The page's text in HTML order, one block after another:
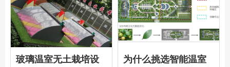
玻璃温室无土栽培设
为什么挑选智能温室